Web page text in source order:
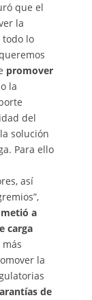
que el
la
todo lo
promover
la
del
solución
Para ello
así
a
carga
más
la
de